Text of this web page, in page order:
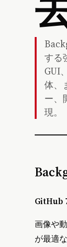
する
GUI
体、
ー、
現。
GitHub
画像や
が最適